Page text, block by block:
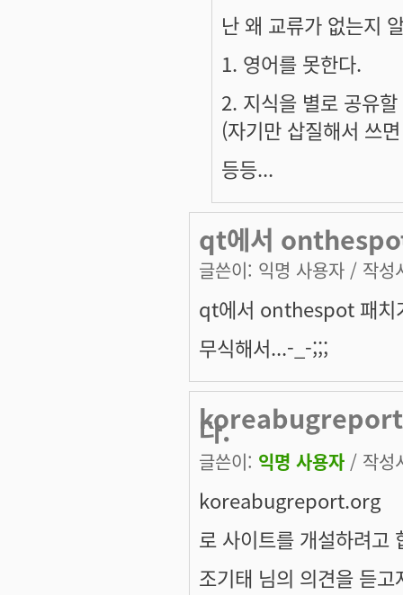
난 왜 교류가 없는지
1. 영어를 못한다.
2. 지식을 별로 공유
(자기만 삽질해서 쓰
등등...
qt에서
글쓴이: 익명 사용자 / 작성
qt에서 onthespot 패치
무식해서...-_-;;;
다.
글쓴이: 익명 사용자 / 작성
koreabugreport.org
로 사이트를 개설하려고
조기태 님의 의견을 듣고